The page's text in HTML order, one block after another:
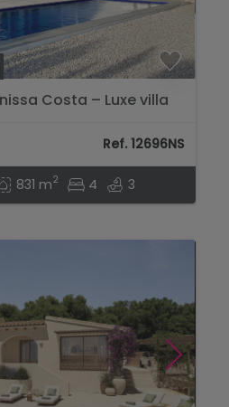
Costa – Luxe villa
Ref. 12696NS
831 m2 4 3